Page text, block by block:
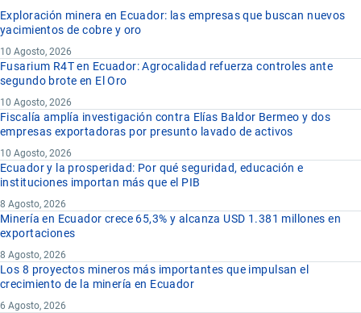
Exploración minera en Ecuador: las empresas que buscan nuevos
yacimientos de cobre y oro
10 Agosto, 2026
Fusarium R4T en Ecuador: Agrocalidad refuerza controles ante
segundo brote en El Oro
10 Agosto, 2026
Fiscalía amplía investigación contra Elías Baldor Bermeo y dos
empresas exportadoras por presunto lavado de activos
10 Agosto, 2026
Ecuador y la prosperidad: Por qué seguridad, educación e
instituciones importan más que el PIB
8 Agosto, 2026
Minería en Ecuador crece 65,3% y alcanza USD 1.381 millones en
exportaciones
8 Agosto, 2026
Los 8 proyectos mineros más importantes que impulsan el
crecimiento de la minería en Ecuador
6 Agosto, 2026